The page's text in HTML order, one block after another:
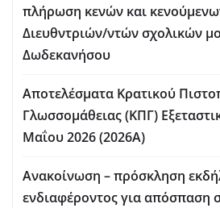
πλήρωση κενών και
Διευθντριών/ντών σχολικών
Δωδεκανήσου
Αποτελέσματα Κρατικού
Γλωσσομάθειας (ΚΠΓ)
Μαΐου 2026 (2026Α)
Ανακοίνωση – πρόσκληση
ενδιαφέροντος για απόσπαση